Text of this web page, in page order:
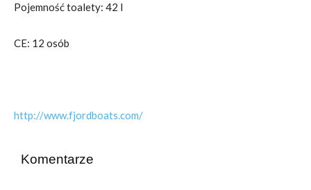
Pojemność toalety: 42 l
CE: 12 osób
http://www.fjordboats.com/
Komentarze